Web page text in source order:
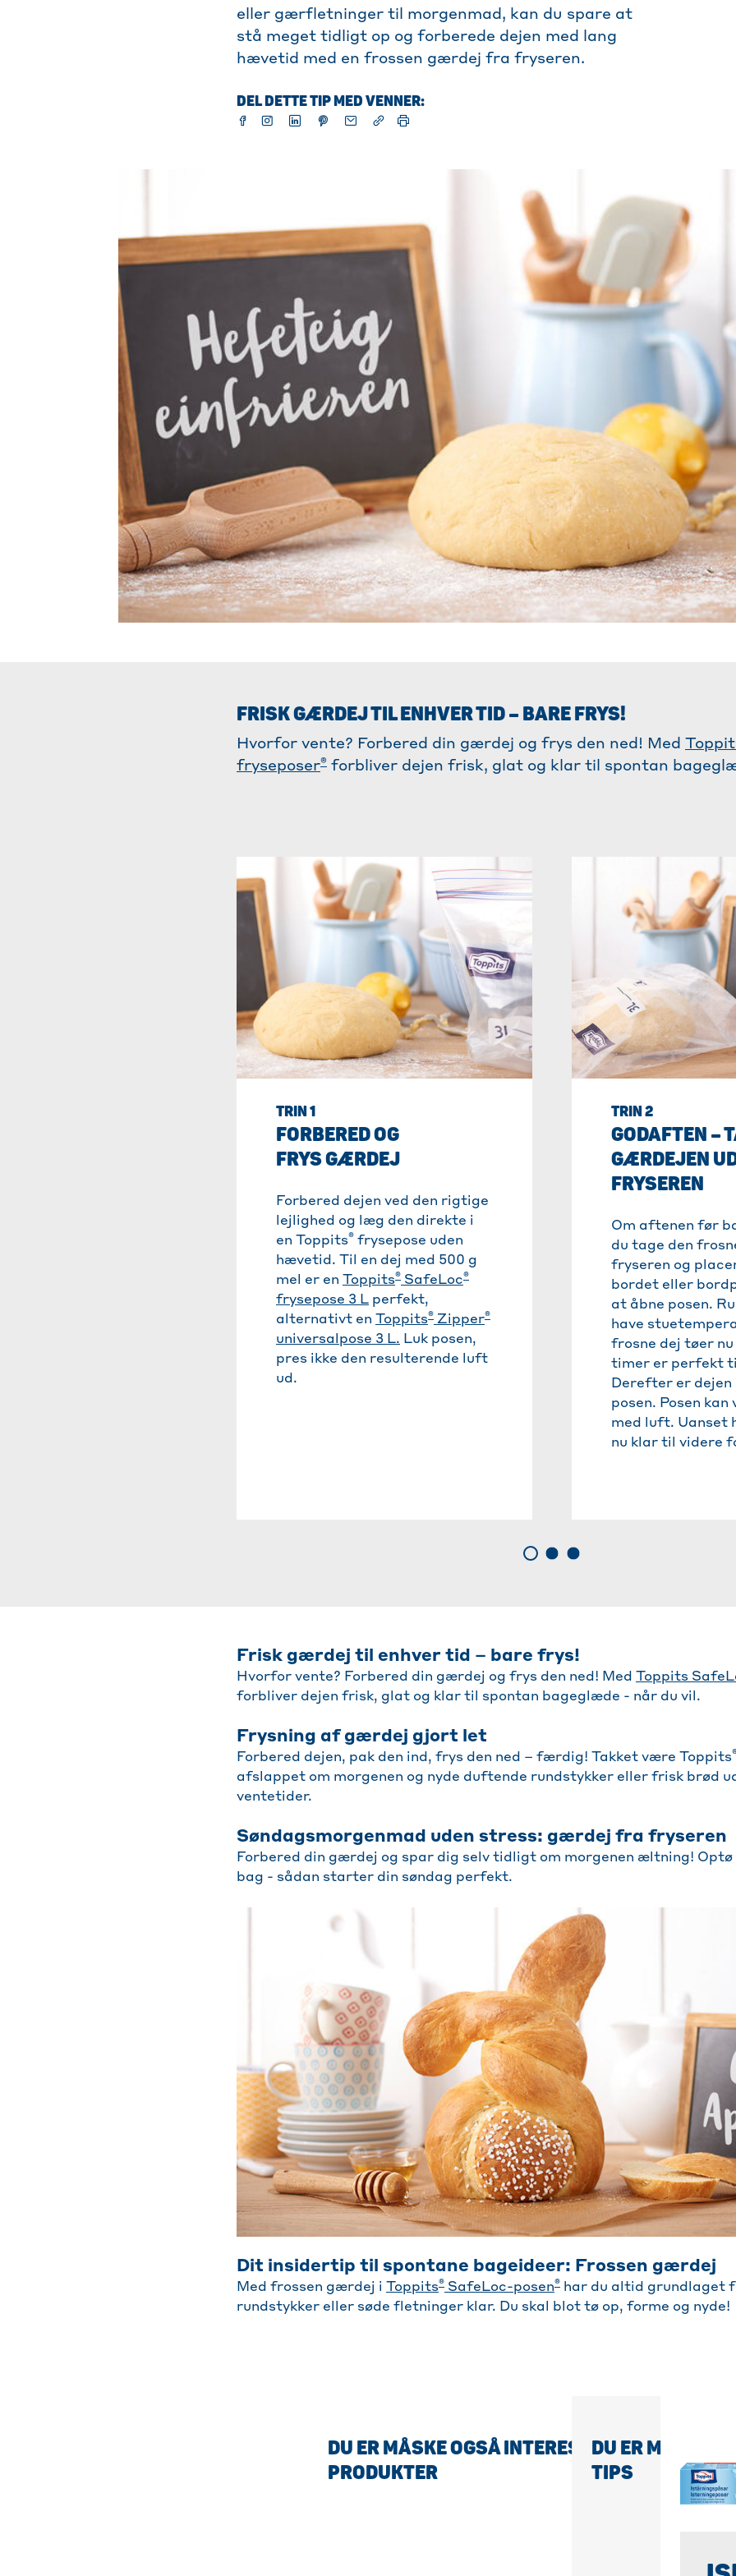
eller gærfletninger til morgenmad, kan du spare at
stå meget tidligt op og forberede dejen med lang
hævetid med en frossen gærdej fra fryseren.
DEL DETTE TIP MED VENNER:
FRISK GÆRDEJ TIL ENHVER TID – BARE FRYS!
Hvorfor vente? Forbered din gærdej og frys den ned! Med
fryseposer® forbliver dejen frisk, glat og klar til spontan
TRIN 1
FORBERED OG
FRYS GÆRDEJ
Forbered dejen ved den rigtige
lejlighed og læg den direkte i
en Toppits® frysepose uden
hævetid. Til en dej med 500 g
mel er en
Toppits® SafeLoc®
frysepose 3 L perfekt,
alternativt en
Toppits® Zipper®
universalpose 3 L. Luk posen,
pres ikke den resulterende luft
ud.
TRIN 2
GODAFTEN –
GÆRDEJEN
FRYSEREN
Om aftenen før
du tage den
fryseren og
bordet eller
at åbne posen.
have
frosne dej tøer nu
timer er perfekt
Derefter er dejen
posen. Posen
med luft. Uanset
nu klar til videre
Frisk gærdej til enhver tid – bare frys!
Hvorfor vente? Forbered din gærdej og frys den ned! Med Toppits
forbliver dejen frisk, glat og klar til spontan bageglæde - når du vil.
Frysning af gærdej gjort let
Forbered dejen, pak den ind, frys den ned – færdig! Takket være Toppits
afslappet om morgenen og nyde duftende rundstykker eller frisk brød
ventetider.
Søndagsmorgenmad uden stress: gærdej fra fryseren
Forbered din gærdej og spar dig selv tidligt om morgenen æltning!
bag - sådan starter din søndag perfekt.
Dit insidertip til spontane bageideer: Frossen gærdej
Med frossen gærdej i Toppits® SafeLoc-posen® har du altid grundlaget
rundstykker eller søde fletninger klar. Du skal blot tø op, forme og nyde!
DU ER MÅSKE OGSÅ INTERESSERET I DISSE
PRODUKTER
DU ER MÅSKE
TIPS